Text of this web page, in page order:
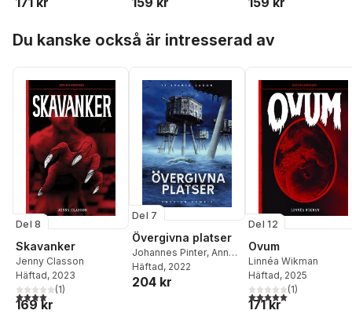
Du kanske också är intresserad av
Del 8
Skavanker
Jenny Classon
Häftad, 2023
4,0utav 5 stjärnor. Totalt antal röster:
(1)
169 kr
Del 7
Övergivna platser
Johannes Pinter, Anna-
Karin Tellgren
Sköld ,Marie Metso
Häftad, 2022
204 kr
Del 12
Ovum
Linnéa Wikman
Häftad, 2025
5,0utav 5 stjärnor.
(1)
171 kr